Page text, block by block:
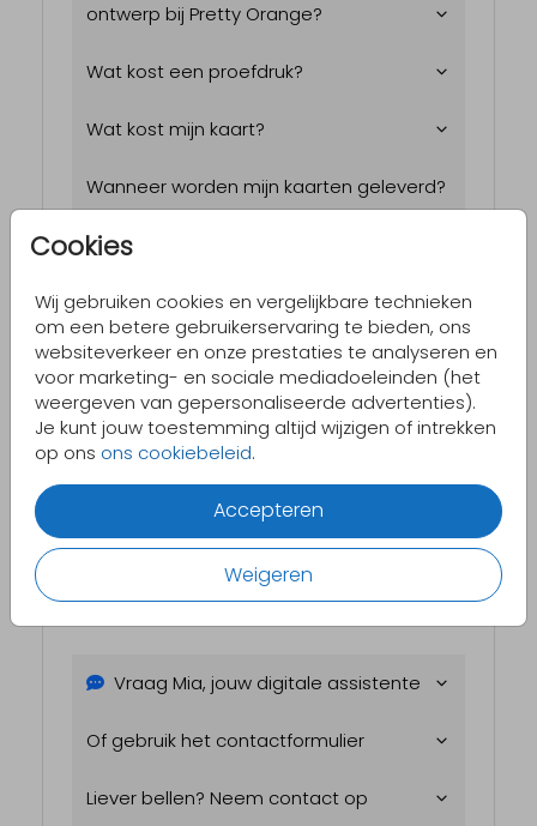
Cookies
Wij gebruiken cookies en vergelijkbare technieken
om een betere gebruikerservaring te bieden, ons
websiteverkeer en onze prestaties te analyseren en
voor marketing- en sociale mediadoeleinden (het
weergeven van gepersonaliseerde advertenties).
Je kunt jouw toestemming altijd wijzigen of intrekken
op ons ons cookiebeleid.
Accepteren
Weigeren
ontwerp bij Pretty Orange?
Wat kost een proefdruk?
Wat kost mijn kaart?
Wanneer worden mijn kaarten geleverd?
pagina metalle veelgestelde vragen.
Informatie per onderwerp
We zijn ervoor jou!
Je kan ons bereiken van maandag t/m
Vraag Mia, jouw digitale assistente
Of gebruik het contactformulier
Liever bellen? Neem contact op